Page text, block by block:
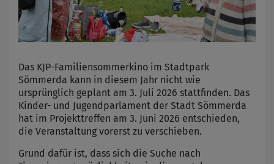
Das KJP-Familiensommerkino im Stadtpark
Sömmerda kann in diesem Jahr nicht wie
ursprünglich geplant am 3. Juli 2026 stattfinden. Das
Kinder- und Jugendparlament der Stadt Sömmerda
hat im Projekttreffen am 3. Juni 2026 entschieden,
die Veranstaltung vorerst zu verschieben.
Grund dafür ist, dass sich die Suche nach